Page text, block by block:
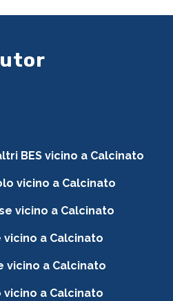
BES vicino a Calcinato
vicino a Calcinato
vicino a Calcinato
a Calcinato
vicino a Calcinato
a Calcinato